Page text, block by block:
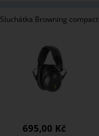
Sluchátka Browning compact
695,00 Kč